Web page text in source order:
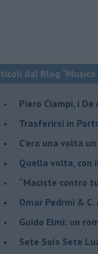
dal Blog
​Piero Ciampi, i
​Trasferirsi in
​C'era una volta un
Quella volta, con
​“Maciste contro
​Omar Pedrini &
Guido Elmi: un
Sete Soís Sete